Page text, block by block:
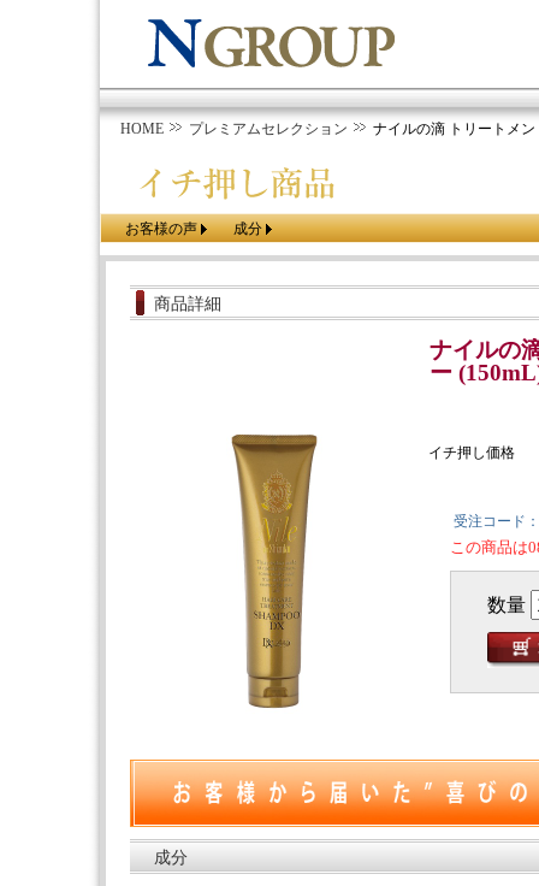
HOME プレミアムセレクション ナイルの滴 トリートメ
お客様の声 成分
商品詳細
ナイルの
ー
イチ押し価格
受注コード：
この商品は
数量
成分